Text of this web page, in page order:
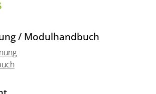
/ Modulhandbuch